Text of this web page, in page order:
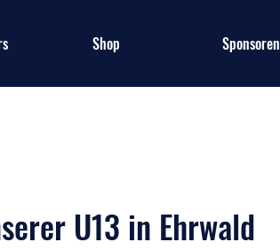
Shop Sponsoren
U13 in Ehrwald